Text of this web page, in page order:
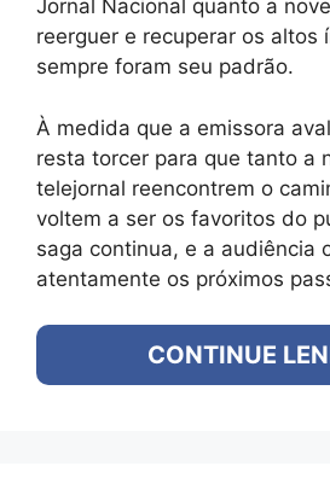
Jornal Nacional quanto a
reerguer e recuperar os altos
sempre foram seu padrão.
À medida que a emissora
resta torcer para que tanto a
telejornal reencontrem o
voltem a ser os favoritos do
saga continua, e a audiência
atentamente os próximos
CONTINUE